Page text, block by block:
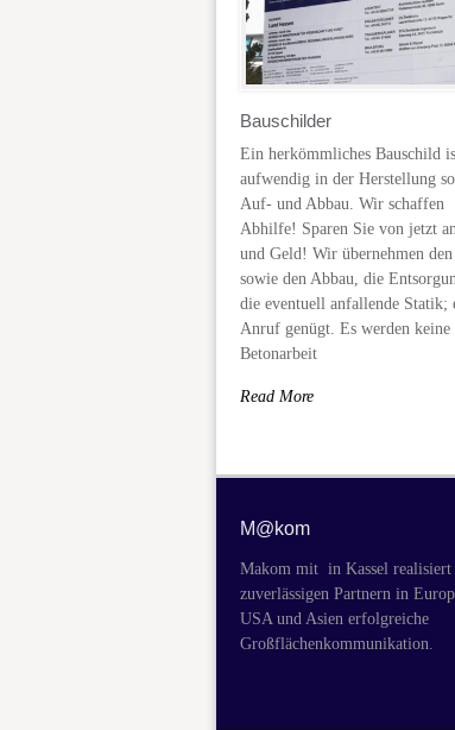
Bauschilder
Ein herkömmliches Bauschild
aufwendig in der Herstellung
Auf- und Abbau. Wir schaffen
Abhilfe! Sparen Sie von jetzt
und Geld! Wir übernehmen
sowie den Abbau, die
die eventuell anfallende Statik;
Anruf genügt. Es werden keine
Betonarbeit
Read More
M@kom
Makom mit in Kassel
zuverlässigen Partnern in
USA und Asien erfolgreiche
Großflächenkommunikation.